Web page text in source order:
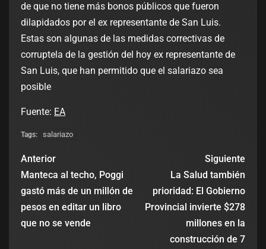
de que no tiene más bonos públicos que fueron
dilapidados por el ex representante de San Luis.
Estas son algunas de las medidas correctivas de
corruptela de la gestión del hoy ex representante de
San Luis, que han permitido que el salariazo sea
posible
Fuente: EA
Tags: salariazo
Anterior
Manteca al techo, Poggi
gastó más de un millón de
pesos en editar un libro
que no se vende
Siguiente
La Salud también
prioridad: El Gobierno
Provincial invierte $278
millones en la
construcción de 7